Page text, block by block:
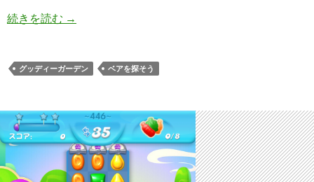
続きを読む キャンディークラッシュソーダ レベル447 攻略
→
グッディーガーデン ベアを探そう